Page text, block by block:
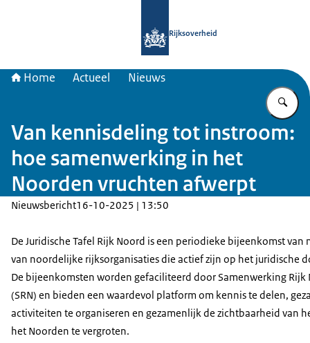
Rijksoverheid
Home Actueel Nieuws
Van kennisdeling tot instroom:
hoe samenwerking in het
Noorden vruchten afwerpt
Nieuwsbericht16-10-2025 | 13:50
De Juridische Tafel Rijk Noord is een periodieke bijeenkomst van
van noordelijke rijksorganisaties die actief zijn op het juridische
De bijeenkomsten worden gefaciliteerd door Samenwerking Rijk
(SRN) en bieden een waardevol platform om kennis te delen,
activiteiten te organiseren en gezamenlijk de zichtbaarheid van
het Noorden te vergroten.